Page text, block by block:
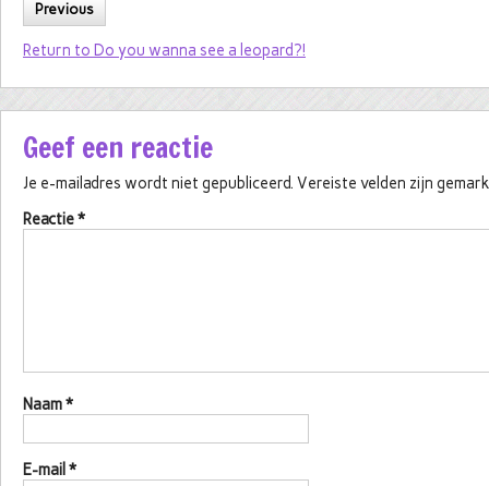
Previous
Return to Do you wanna see a leopard?!
Geef een reactie
Je e-mailadres wordt niet gepubliceerd. Vereiste velden zijn
Reactie*
Naam*
E-mail *